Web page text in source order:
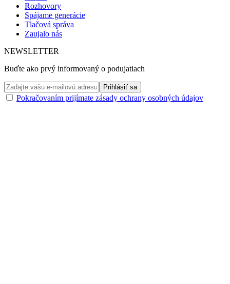
Rozhovory
Spájame generácie
Tlačová správa
Zaujalo nás
NEWSLETTER
Buďte ako prvý informovaný o podujatiach
Pokračovaním prijímate zásady ochrany osobných údajov